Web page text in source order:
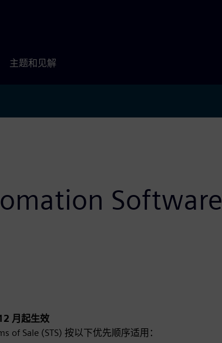
主题和见解
Software
月起生效
of Sale (STS) 按以下优先顺序适用：